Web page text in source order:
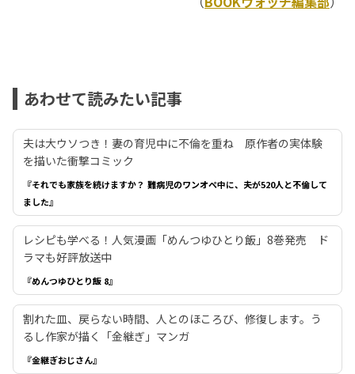
あわせて読みたい記事
夫は大ウソつき！妻の育児中に不倫を重ね 原作者の実体験
を描いた衝撃コミック
『それでも家族を続けますか？ 難病児のワンオペ中に、夫が520人と不倫して
ました』
レシピも学べる！人気漫画「めんつゆひとり飯」8巻発売 ド
ラマも好評放送中
『めんつゆひとり飯 8』
割れた皿、戻らない時間、人とのほころび、修復します。う
るし作家が描く「金継ぎ」マンガ
『金継ぎおじさん』